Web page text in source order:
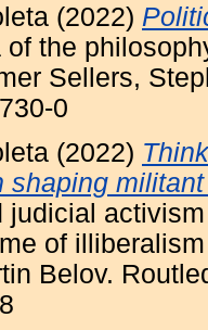
(2022)
of the
Sellers,
0
(2022)
shaping
judicial
of
Belov.